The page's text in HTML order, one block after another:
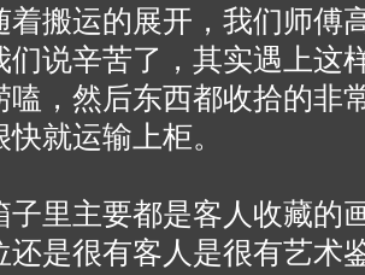
着搬运的展开，我们师傅
们说辛苦了，其实遇上这
嗑，然后东西都收拾的非
快就运输上柜。
子里主要都是客人收藏的
还是很有客人是很有艺术